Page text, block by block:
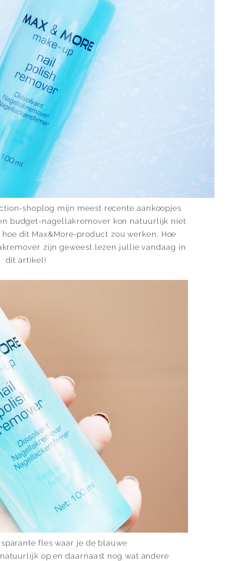
shoplog mijn meest recente aankoopjes
budget-nagellakremover kon natuurlijk niet
dit Max&More-product zou werken. Hoe
zijn geweest lezen jullie vandaag in
dit artikel!
fles waar je de blauwe
op en daarnaast nog wat andere